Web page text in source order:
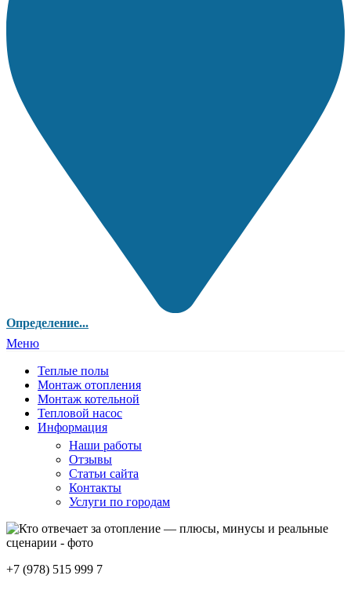
Определение...
Меню
Теплые полы
Монтаж отопления
Монтаж котельной
Тепловой насос
Информация
Наши работы
Отзывы
Статьи сайта
Контакты
Услуги по городам
+7 (978) 515 999 7